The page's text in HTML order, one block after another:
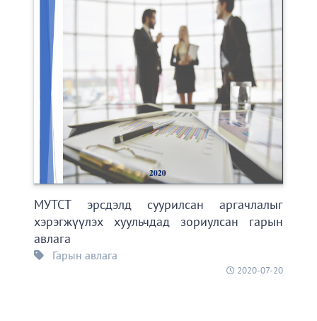
МУТСТ эрсдэлд суурилсан аргачлалыг
хэрэгжүүлэх хуульчдад зориулсан гарын
авлага
Гарын авлага
2020-07-20